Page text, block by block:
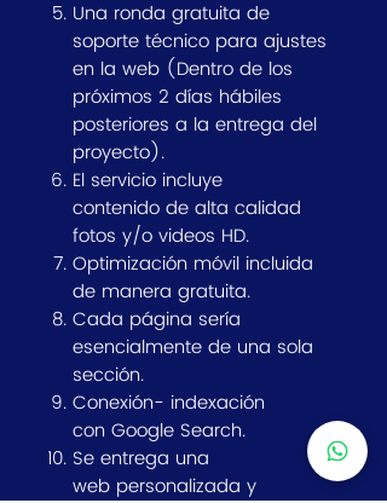
Una ronda gratuita de
soporte técnico para ajustes
en la web (Dentro de los
próximos 2 días hábiles
posteriores a la entrega del
proyecto).
El servicio incluye
contenido de alta calidad
fotos y/o videos HD.
Optimización móvil incluida
de manera gratuita.
Cada página sería
esencialmente de una sola
sección.
Conexión- indexación
con Google Search.
Se entrega una
web personalizada y